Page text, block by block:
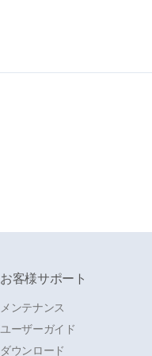
お客様サポート
メンテナンス
ユーザーガイド
ダウンロード